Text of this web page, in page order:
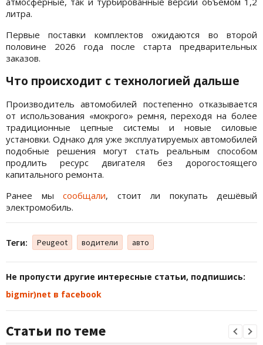
литра.
Первые поставки комплектов ожидаются во второй
половине 2026 года после старта предварительных
заказов.
Что происходит с технологией дальше
Производитель автомобилей постепенно отказывается
от использования «мокрого» ремня, переходя на более
традиционные цепные системы и новые силовые
установки. Однако для уже эксплуатируемых автомобилей
подобные решения могут стать реальным способом
продлить ресурс двигателя без дорогостоящего
капитального ремонта.
Ранее мы сообщали, стоит ли покупать дешёвый
электромобиль.
Теги: Peugeot водители авто
Не пропусти другие интересные статьи, подпишись:
bigmir)net в facebook
Статьи по теме